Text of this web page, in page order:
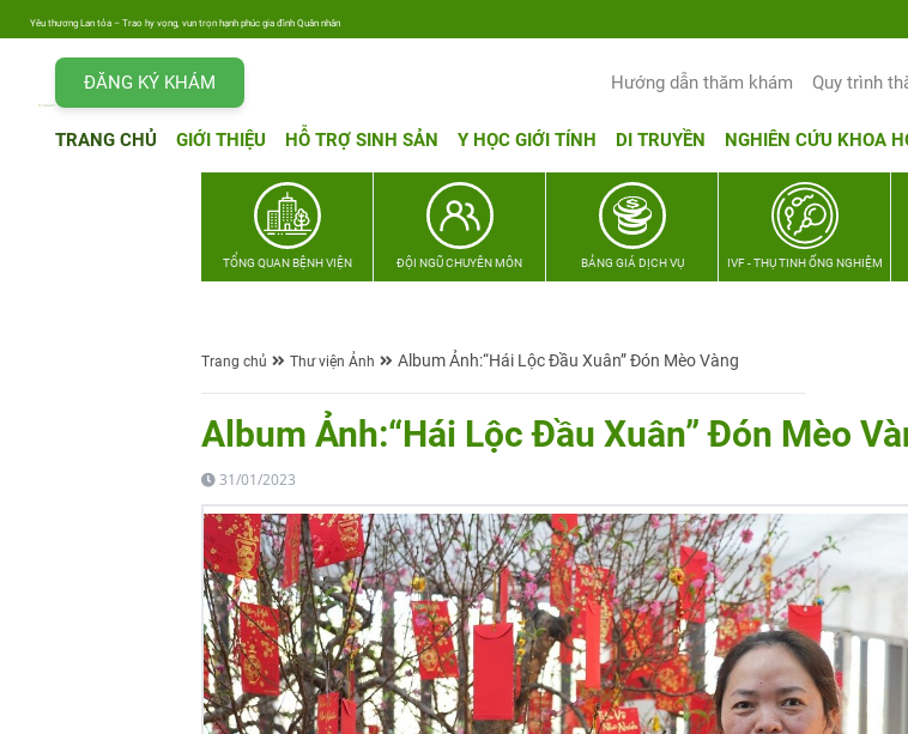
Yêu thương Lan tỏa – Trao hy vọng, vun trọn hạnh phúc gia đình Quân nhân
ĐĂNG KÝ KHÁM Hướng dẫn thăm khám Quy trình
TRANG CHỦ GIỚI THIỆU HỖ TRỢ SINH SẢN Y HỌC GIỚI TÍNH DI TRUYỀN NGHIÊN CỨU KHOA
TỔNG QUAN BỆNH VIỆN ĐỘI NGŨ CHUYÊN MÔN BẢNG GIÁ DỊCH VỤ IVF - THỤ TINH ỐNG NGHIỆM
Trang chủ Thư viện Ảnh Album Ảnh:“Hái Lộc Đầu Xuân” Đón Mèo Vàng
Album Ảnh:“Hái Lộc Đầu Xuân” Đón Mèo
31/01/2023